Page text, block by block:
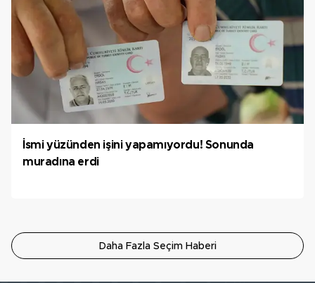
İsmi yüzünden işini yapamıyordu! Sonunda
muradına erdi
Daha Fazla Seçim Haberi